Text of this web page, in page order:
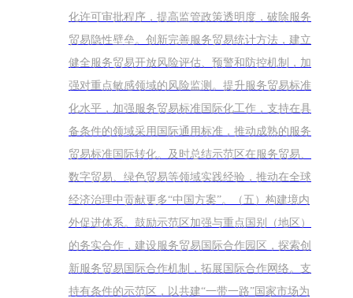
化许可审批程序，提高监管政策透明度，破除服务
贸易隐性壁垒。创新完善服务贸易统计方法，建立
健全服务贸易开放风险评估、预警和防控机制，加
强对重点敏感领域的风险监测。提升服务贸易标准
化水平，加强服务贸易标准国际化工作，支持在具
备条件的领域采用国际通用标准，推动成熟的服务
贸易标准国际转化。及时总结示范区在服务贸易、
数字贸易、绿色贸易等领域实践经验，推动在全球
经济治理中贡献更多“中国方案”。（五）构建境内
外促进体系。鼓励示范区加强与重点国别（地区）
的务实合作，建设服务贸易国际合作园区，探索创
新服务贸易国际合作机制，拓展国际合作网络。支
持有条件的示范区，以共建“一带一路”国家市场为